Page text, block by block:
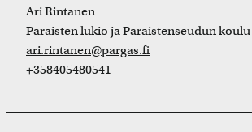
Ari Rintanen
Paraisten lukio ja Paraistenseudun koulu
ari.rintanen@pargas.fi
+358405480541